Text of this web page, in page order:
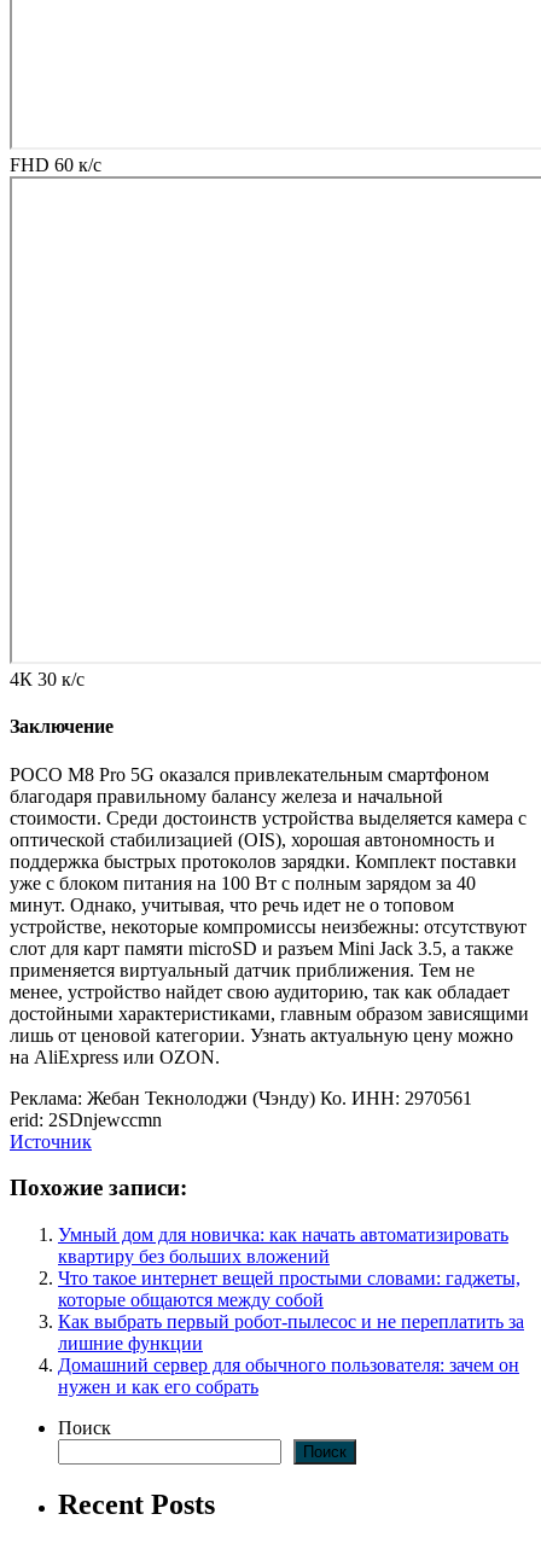
FHD 60 к/с
4К 30 к/с
Заключение
POCO M8 Pro 5G оказался привлекательным смартфоном
благодаря правильному балансу железа и начальной
стоимости. Среди достоинств устройства выделяется камера с
оптической стабилизацией (OIS), хорошая автономность и
поддержка быстрых протоколов зарядки. Комплект поставки
уже с блоком питания на 100 Вт с полным зарядом за 40
минут. Однако, учитывая, что речь идет не о топовом
устройстве, некоторые компромиссы неизбежны: отсутствуют
слот для карт памяти microSD и разъем Mini Jack 3.5, а также
применяется виртуальный датчик приближения. Тем не
менее, устройство найдет свою аудиторию, так как обладает
достойными характеристиками, главным образом зависящими
лишь от ценовой категории. Узнать актуальную цену можно
на AliExpress или OZON.
Реклама: Жебан Текнолоджи (Чэнду) Ко. ИНН: 2970561
erid: 2SDnjewccmn
Источник
Похожие записи:
Умный дом для новичка: как начать автоматизировать
квартиру без больших вложений
Что такое интернет вещей простыми словами: гаджеты,
которые общаются между собой
Как выбрать первый робот-пылесос и не переплатить за
лишние функции
Домашний сервер для обычного пользователя: зачем он
нужен и как его собрать
Поиск
Поиск
Recent Posts